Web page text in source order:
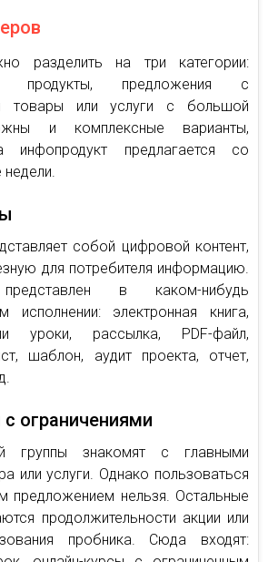
разделить на три категории:
продукты, предложения с
товары или услуги с большой
и комплексные варианты,
инфопродукт предлагается со
недели.
собой цифровой контент,
для потребителя информацию.
в каком-нибудь
исполнении: электронная книга,
уроки, рассылка, PDF-файл,
шаблон, аудит проекта, отчет,
ограничениями
группы знакомят с главными
или услуги. Однако пользоваться
предложением нельзя. Остальные
продолжительности акции или
пробника. Сюда входят: